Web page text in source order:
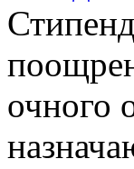
очного